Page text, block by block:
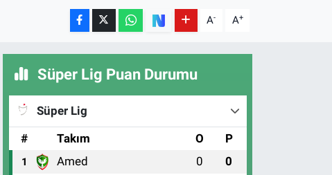
A- A+
Süper Lig Puan Durumu
Süper Lig
#
Takım O P
1 Amed 0 0